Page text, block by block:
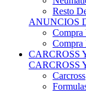
Resto
ANUNCIOS
Compra
Compra
CARCROSS
CARCROSS
Carcross